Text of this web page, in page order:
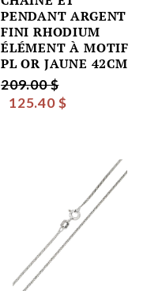
PENDANT ARGENT
FINI RHODIUM
ÉLÉMENT À MOTIF
PL OR JAUNE 42CM
209.00 $
125.40 $